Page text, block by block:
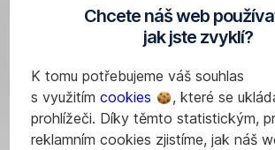
Chcete náš web
jak jste zvyklí?
K tomu potřebujeme váš souhlas
s využitím cookies
, které se
prohlížeči. Díky těmto statistickým,
reklamním cookies zjistíme, jak náš